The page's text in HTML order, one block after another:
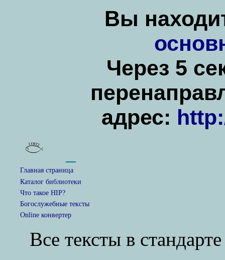
Вы
Через 5
адрес:
Главная страница
Каталог библиотеки
Что такое HIP?
Богослужебные тексты
Online конвертер
Все тексты в